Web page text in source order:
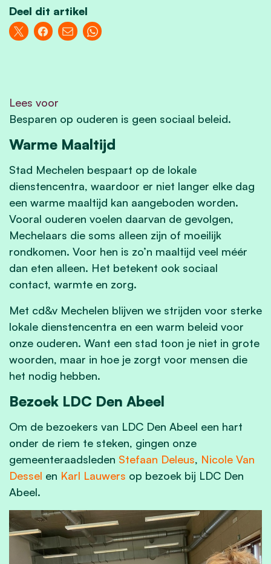
Deel dit artikel
Lees voor
Besparen op ouderen is geen sociaal beleid.
Warme Maaltijd
Stad Mechelen bespaart op de lokale
dienstencentra, waardoor er niet langer elke dag
een warme maaltijd kan aangeboden worden.
Vooral ouderen voelen daarvan de gevolgen,
Mechelaars die soms alleen zijn of moeilijk
rondkomen. Voor hen is zo’n maaltijd veel méér
dan eten alleen. Het betekent ook sociaal
contact, warmte en zorg.
Met cd&v Mechelen blijven we strijden voor sterke
lokale dienstencentra en een warm beleid voor
onze ouderen. Want een stad toon je niet in grote
woorden, maar in hoe je zorgt voor mensen die
het nodig hebben.
Bezoek LDC Den Abeel
Om de bezoekers van LDC Den Abeel een hart
onder de riem te steken, gingen onze
gemeenteraadsleden Stefaan Deleus, Nicole Van
Dessel en Karl Lauwers op bezoek bij LDC Den
Abeel.